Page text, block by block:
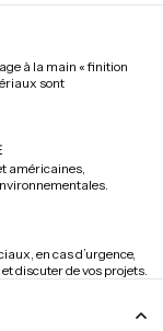
à la main « finition
sont
américaines,
en cas d’urgence,
discuter de vos projets.